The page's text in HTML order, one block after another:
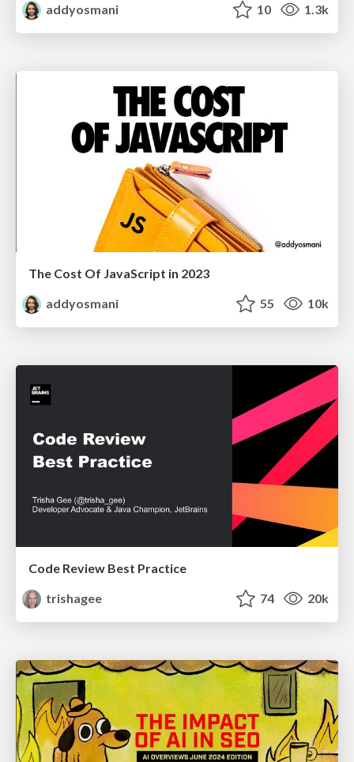
addyosmani
10 1.3k
The Cost Of JavaScript in 2023
addyosmani
55 10k
Code Review Best Practice
trishagee
74 20k